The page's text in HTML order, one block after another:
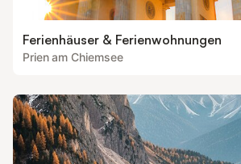
Ferienhäuser & Ferienwohnungen
Prien am Chiemsee